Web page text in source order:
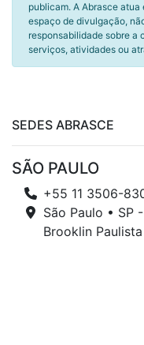
publicam. A Abrasce
espaço de divulgação,
responsabilidade sobre a
serviços, atividades ou
SEDES ABRASCE
SÃO PAULO
+55 11 3506-
São Paulo • SP
Brooklin